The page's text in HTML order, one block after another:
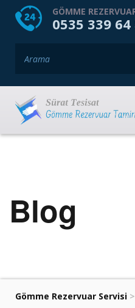
HOME HAKKIMIZDA
GÖMME
0535 339 64
Blog
Gömme Rezervuar Servisi >